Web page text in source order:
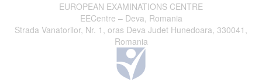
EUROPEAN EXAMINATIONS CENTRE
EECentre – Deva, Romania
Strada Vanatorilor, Nr. 1, oras Deva Judet Hunedoara, 330041,
Romania